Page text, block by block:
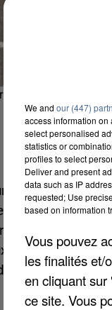
européen
doivent
le Mercosur
participent à la
Christelle
eurodéputés.
We and our (447)
access information on
select personalised
statistics or
profiles to select
Deliver and present
data such as IP
requested; Use
based on information
Vous pouvez
les finalités et/
en cliquant
ce site. Vous